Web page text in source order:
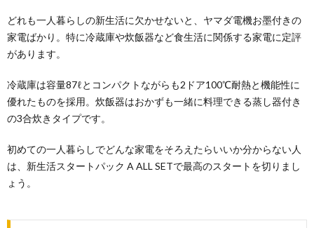
どれも一人暮らしの新生活に欠かせないと、ヤマダ電機お墨付きの
家電ばかり。特に冷蔵庫や炊飯器など食生活に関係する家電に定評
があります。
冷蔵庫は容量87ℓとコンパクトながらも2ドア100℃耐熱と機能性に
優れたものを採用。炊飯器はおかずも一緒に料理できる蒸し器付き
の3合炊きタイプです。
初めての一人暮らしでどんな家電をそろえたらいいか分からない人
は、新生活スタートパック A ALL SETで最高のスタートを切りまし
ょう。